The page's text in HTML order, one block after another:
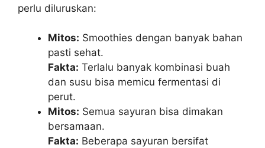
perlu diluruskan:
Mitos: Smoothies dengan banyak bahan
pasti sehat.
Fakta: Terlalu banyak kombinasi buah
dan susu bisa memicu fermentasi di
perut.
Mitos: Semua sayuran bisa dimakan
bersamaan.
Fakta: Beberapa sayuran bersifat